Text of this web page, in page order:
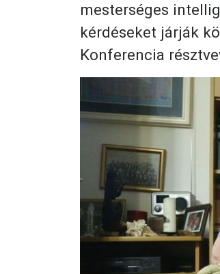
mesterséges
kérdéseket járják
Konferencia